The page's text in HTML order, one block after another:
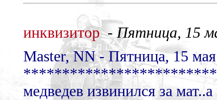
инквизитор-Пятница, 15
Master, NN - Пятница, 15
медведев извинился за